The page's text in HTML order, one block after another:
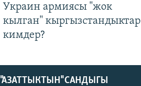
Украин армиясы "жок
кылган" кыргызстандыктар
кимдер?
"АЗАТТЫКТЫН" САНДЫГЫ